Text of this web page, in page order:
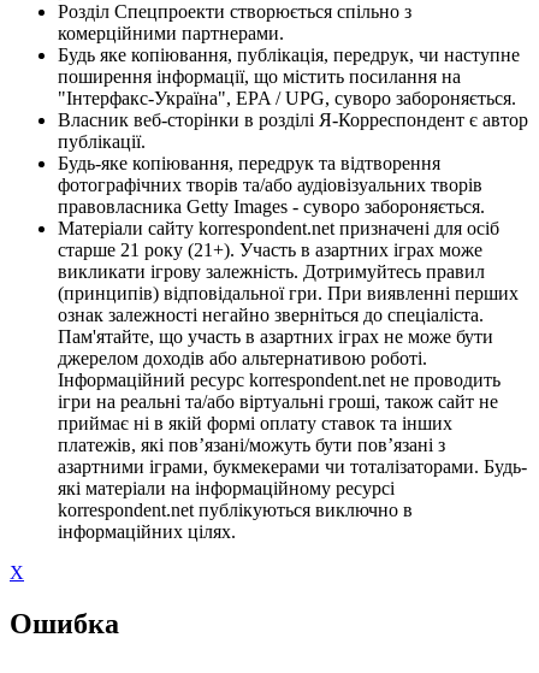
Розділ Спецпроекти створюється спільно з
комерційними партнерами.
Будь яке копіювання, публікація, передрук, чи наступне
поширення інформації, що містить посилання на
"Інтерфакс-Україна", EPA / UPG, суворо забороняється.
Власник веб-сторінки в розділі Я-Корреспондент є автор
публікації.
Будь-яке копіювання, передрук та відтворення
фотографічних творів та/або аудіовізуальних творів
правовласника Getty Images - суворо забороняється.
Матеріали сайту korrespondent.net призначені для осіб
старше 21 року (21+). Участь в азартних іграх може
викликати ігрову залежність. Дотримуйтесь правил
(принципів) відповідальної гри. При виявленні перших
ознак залежності негайно зверніться до спеціаліста.
Пам'ятайте, що участь в азартних іграх не може бути
джерелом доходів або альтернативою роботі.
Інформаційний ресурс korrespondent.net не проводить
ігри на реальні та/або віртуальні гроші, також сайт не
приймає ні в якій формі оплату ставок та інших
платежів, які пов’язані/можуть бути пов’язані з
азартними іграми, букмекерами чи тоталізаторами. Будь-
які матеріали на інформаційному ресурсі
korrespondent.net публікуються виключно в
інформаційних цілях.
X
Ошибка